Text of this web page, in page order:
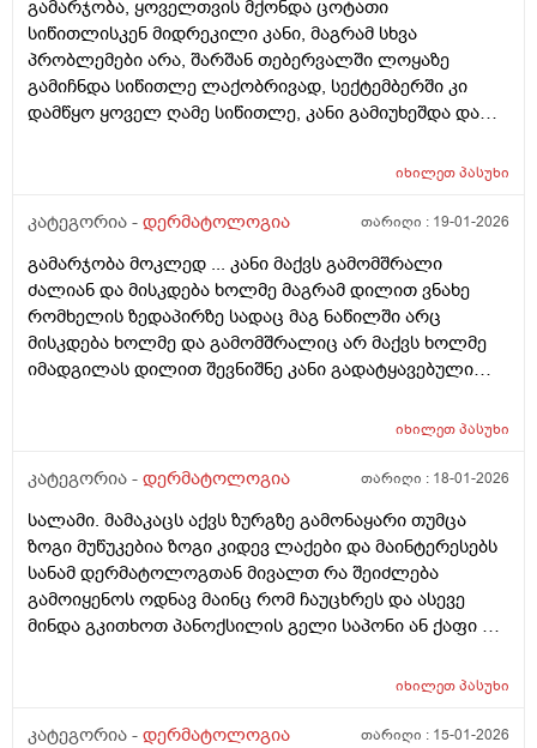
როგორი ტიპის მოვლას მირჩევთ ვარ 17 წლის ბიჭი
ბევრი სხვადასხვა დეზოდორანტი მიხმარია და
აღმოვაჩინე რო დეზოდორანტებში არ არის საქმე
არამედ ჩემს მარცხენა იღლიაშია. მადლობა წინასწარ
პასუხისთვის
გამარჯობა, ყოველთვის მქონდა ცოტათი
სიწითლისკენ მიდრეკილი კანი, მაგრამ სხვა
პრობლემები არა, შარშან თებერვალში ლოყაზე
გამიჩნდა სიწითლე ლაქობრივად, სექტემბერში კი
დამწყო ყოველ ღამე სიწითლე, კანი გამიუხეშდა და
საწინააღმდეგო სახის დასააბნი 6 კვირის მანძილზე,
ამასთან ერთად ავენის ტოლარენს კონტროლი,
რაც დავიწყე მკურნალობა საშინლად მომემატა
ლოყებზე გამონაყარი, სხაბოლოოდ დავიწყე
დოქსიციკლინის 100 მგ დალევა უკვე 10 დღეზე მეტია
და სახე უფრო ჩაწყნარდა, რა ვქნა როდის შევწყვიტო
დალევა?
იხილეთპასუხი
კატეგორია - დერმატოლოგია თარიღი : 19-01-2026
გამარჯობა მოკლედ ... კანი მაქვს გამომშრალი
ძალიან და მისკდება ხოლმე მაგრამ დილით ვნახე
რომხელის ზედაპირზე სადაც მაგ ნაწილში არც
მისკდება ხოლმე და გამომშრალიც არ მაქვს ხოლმე
იმადგილას დილით შევნიშნე კანი გადატყავებული
გამჭროდა და რაგაცა მაგრამ ეს პატარა მერე
თხლად კანზე რა შეიძლება იყოს
იხილეთპასუხი
კატეგორია - დერმატოლოგია თარიღი : 18-01-2026
სალამი. მამაკაცს აქვს ზურგზე გამონაყარი თუმცა
ზოგი მუწუკებია ზოგი კიდევ ლაქები და მაინტერესებს
სანამ დერმატოლოგთან მივალთ რა შეიძლება
გამოიყენოს ოდნავ მაინც რომ ჩაუცხრეს და ასევე
მინდა გკითხოთ პანოქსილის გელი საპონი ან ქაფი თუ
იხილეთპასუხი
კატეგორია - დერმატოლოგია თარიღი : 15-01-2026